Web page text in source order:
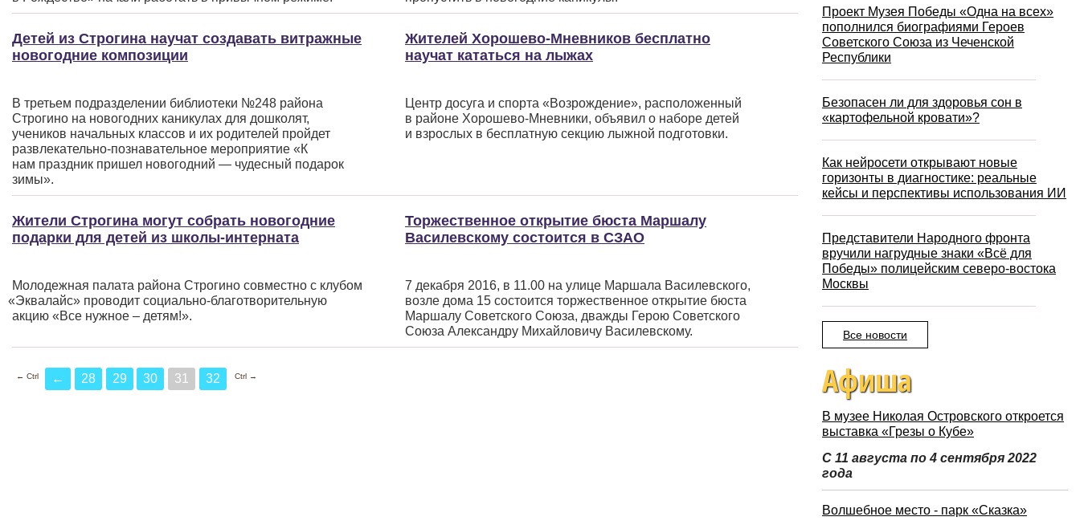
Детей из Строгина научат создавать витражные
новогодние композиции
В третьем подразделении библиотеки №248 района
Строгино на новогодних каникулах для дошколят,
учеников начальных классов и их родителей пройдет
развлекательно-познавательное мероприятие «К
нам праздник пришел новогодний — чудесный подарок
зимы».
Жителей Хорошево-Мневников бесплатно
научат кататься на лыжах
Центр досуга и спорта «Возрождение», расположенный
в районе Хорошево-Мневники, объявил о наборе детей
и взрослых в бесплатную секцию лыжной подготовки.
Жители Строгина могут собрать новогодние
подарки для детей из школы-интерната
Молодежная палата района Строгино совместно с клубом
«Эквалайс» проводит социально-благотворительную
акцию «Все нужное – детям!».
Торжественное открытие бюста Маршалу
Василевскому состоится в СЗАО
7 декабря 2016, в 11.00 на улице Маршала Василевского,
возле дома 15 состоится торжественное открытие бюста
Маршалу Советского Союза, дважды Герою Советского
Союза Александру Михайловичу Василевскому.
← Ctrl ← 28 29 30 31 32 Ctrl →
Проект Музея Победы «Одна на всех»
пополнился биографиями Героев
Советского Союза из Чеченской
Республики
Безопасен ли для здоровья сон в
«картофельной кровати»?
Как нейросети открывают новые
горизонты в диагностике: реальные
кейсы и перспективы использования ИИ
Представители Народного фронта
вручили нагрудные знаки «Всё для
Победы» полицейским северо-востока
Москвы
Все новости
Афиша
В музее Николая Островского откроется
выставка «Грезы о Кубе»
С 11 августа по 4 сентября 2022
года
Волшебное место - парк «Сказка»